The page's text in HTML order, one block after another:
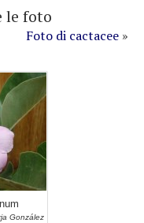
le foto
Foto di cactacee »
González